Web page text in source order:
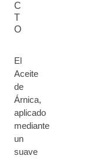
C
T
O
El
Aceite
de
Árnica,
aplicado
mediante
un
suave